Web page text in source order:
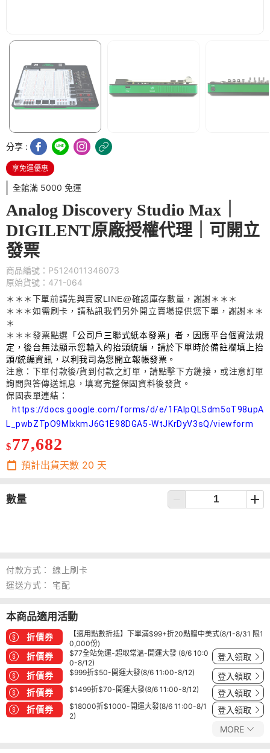
分享 :
享免運優惠
全館滿 5000 免運
Analog Discovery Studio Max｜
DIGILENT原廠授權代理｜可開立
發票
商品編號：P5124011346073
原始貨號：471-064
＊＊＊下單前請先與賣家LINE@確認庫存數量，謝謝＊＊＊
＊＊＊如需刷卡，請私訊我們另外開立賣場提供您下單，謝謝＊＊
＊
＊＊＊發票點選 「公司戶三聯式紙本發票」者，因應平台個資法規
定，後台無法顯示您輸入的抬頭統編，請於下單時於備註欄填上抬
頭/統編資訊，以利我司為您開立報帳發票。
注意：下單付款後/貨到付款之訂單，請點擊下方鏈接，或注意訂單
詢問與答傳送訊息，填寫完整保固資料後發貨。
保固表單連結 ：
https://docs.google.com/forms/d/e/1FAIpQLSdm5oT98upA
L_pwbZTpO9MIxkmJ6G1E98DGA5-WtJKrDyV3sQ/viewform
$77,682
預計出貨天數 20 天
數量
付款方式：
線上刷卡
運送方式：
宅配
本商品適用活動
折價券
【適用點數折抵】下單滿$99+折20點贈中美式(8/1-8/31 限1
0,000份)
折價券
$77全站免運-超取常溫-開運大發 (8/6 10:0
0-8/12)
登入領取
折價券 $999折$50-開運大發(8/6 11:00-8/12) 登入領取
折價券 $1499折$70-開運大發(8/6 11:00-8/12) 登入領取
折價券
$18000折$1000-開運大發(8/6 11:00-8/1
2)
登入領取
MORE